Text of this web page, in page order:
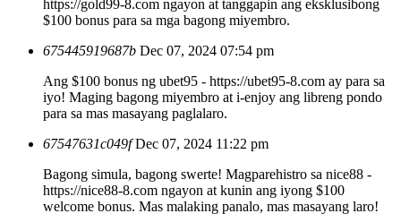
https://gold99-8.com ngayon at tanggapin ang eksklusibong
$100 bonus para sa mga bagong miyembro.
675445919687b Dec 07, 2024 07:54 pm
Ang $100 bonus ng ubet95 - https://ubet95-8.com ay para sa
iyo! Maging bagong miyembro at i-enjoy ang libreng pondo
para sa mas masayang paglalaro.
67547631c049f Dec 07, 2024 11:22 pm
Bagong simula, bagong swerte! Magparehistro sa nice88 -
https://nice88-8.com ngayon at kunin ang iyong $100
welcome bonus. Mas malaking panalo, mas masayang laro!